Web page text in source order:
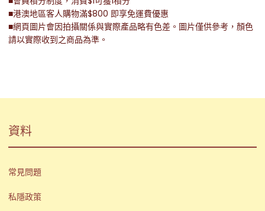
■港澳地區客人購物滿$800 即享免運費優惠
■網頁圖片會因拍攝關係與實際產品略有色差。圖片僅供參考，顏色
請以實際收到之商品為準。
資料
常見問題
私隱政策